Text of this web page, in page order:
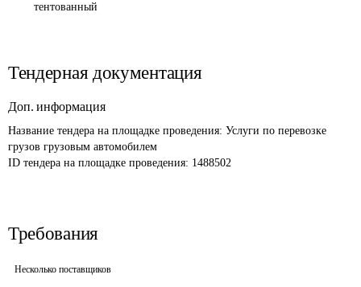
тентованный
Тендерная документация
Доп. информация
Название тендера на площадке проведения: Услуги по перевозке
грузов грузовым автомобилем
ID тендера на площадке проведения: 1488502
Требования
Несколько поставщиков